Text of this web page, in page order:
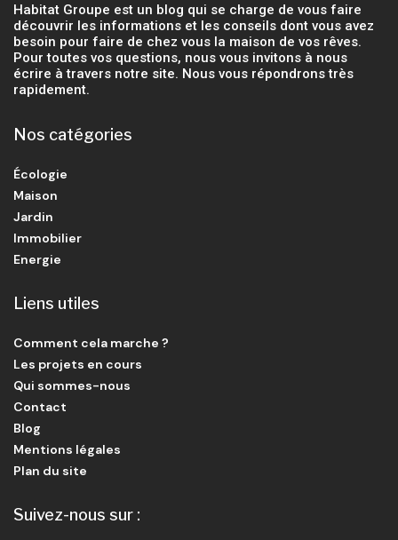
Habitat Groupe est un blog qui se charge de vous faire
découvrir les informations et les conseils dont vous avez
besoin pour faire de chez vous la maison de vos rêves.
Pour toutes vos questions, nous vous invitons à nous
écrire à travers notre site. Nous vous répondrons très
rapidement.
Nos catégories
Écologie
Maison
Jardin
Immobilier
Energie
Liens utiles
Comment cela marche ?
Les projets en cours
Qui sommes-nous
Contact
Blog
Mentions légales
Plan du site
Suivez-nous sur :